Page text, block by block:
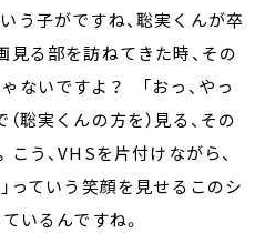
う子がですね、聡実くんが卒
見る部を訪ねてきた時、その
いですよ？ 「おっ、やっ
聡実くんの方を）見る、その
こう、VHSを片付けながら、
っていう笑顔を見せるこのシ
いるんですね。